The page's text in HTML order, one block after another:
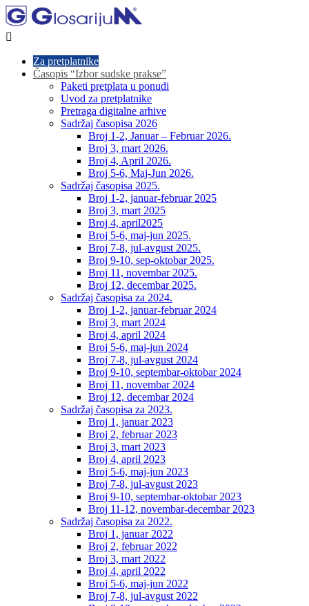

Za pretplatnike
Časopis “Izbor sudske prakse”
Paketi pretplata u ponudi
Uvod za pretplatnike
Pretraga digitalne arhive
Sadržaj časopisa 2026
Broj 1-2, Januar – Februar 2026.
Broj 3, mart 2026.
Broj 4, April 2026.
Broj 5-6, Maj-Jun 2026.
Sadržaj časopisa 2025.
Broj 1-2, januar-februar 2025
Broj 3, mart 2025
Broj 4, april2025
Broj 5-6, maj-jun 2025.
Broj 7-8, jul-avgust 2025.
Broj 9-10, sep-oktobar 2025.
Broj 11, novembar 2025.
Broj 12, decembar 2025.
Sadržaj časopisa za 2024.
Broj 1-2, januar-februar 2024
Broj 3, mart 2024
Broj 4, april 2024
Broj 5-6, maj-jun 2024
Broj 7-8, jul-avgust 2024
Broj 9-10, septembar-oktobar 2024
Broj 11, novembar 2024
Broj 12, decembar 2024
Sadržaj časopisa za 2023.
Broj 1, januar 2023
Broj 2, februar 2023
Broj 3, mart 2023
Broj 4, april 2023
Broj 5-6, maj-jun 2023
Broj 7-8, jul-avgust 2023
Broj 9-10, septembar-oktobar 2023
Broj 11-12, novembar-decembar 2023
Sadržaj časopisa za 2022.
Broj 1, januar 2022
Broj 2, februar 2022
Broj 3, mart 2022
Broj 4, april 2022
Broj 5-6, maj-jun 2022
Broj 7-8, jul-avgust 2022